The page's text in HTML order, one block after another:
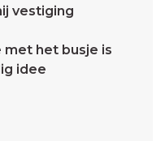
vestiging
met het busje is
idee